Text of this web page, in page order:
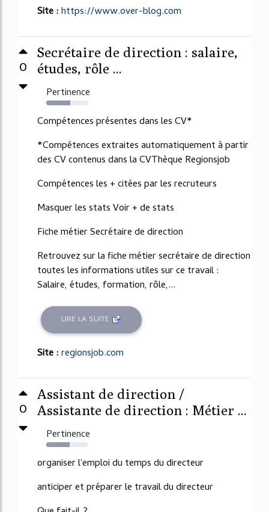
Site :https://www.over-blog.com
0
Secrétaire de direction : salaire,
études, rôle ...
Pertinence
57%
Compétences présentes dans les CV*
*Compétences extraites automatiquement à partir
des CV contenus dans la CVThèque Regionsjob
Compétences les + citées par les recruteurs
Masquer les stats Voir + de stats
Fiche métier Secrétaire de direction
Retrouvez sur la fiche métier secrétaire de direction
toutes les informations utiles sur ce travail :
Salaire, études, formation, rôle,...
LIRE LA SUITE
Site :regionsjob.com
0
Assistant de direction /
Assistante de direction : Métier ...
Pertinence
55%
organiser l'emploi du temps du directeur
anticiper et préparer le travail du directeur